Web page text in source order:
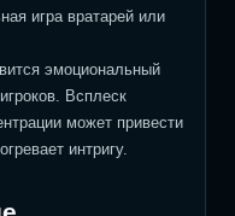
игра вратарей или
эмоциональный
Всплеск
может привести
интригу.